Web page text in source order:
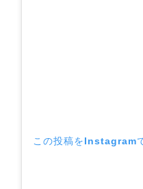
この投稿をInstagram